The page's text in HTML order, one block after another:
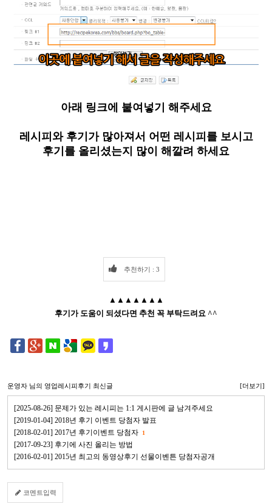
아래 링크에 붙여넣기 해주세요
레시피와 후기가 많아져서 어떤 레시피를 보시고
후기를 올리셨는지 많이 해깔려 하세요
추천하기 : 3
▲▲▲▲▲▲▲
후기가 도움이 되셨다면 추천 꼭 부탁드려요 ^^
운영자 님의 영업레시피후기 최신글 [더보기]
[2025-08-26] 문제가 있는 레시피는 1:1 게시판에 글 남겨주세요
[2019-01-04] 2018년 후기 이벤트 당첨자 발표
[2018-02-01] 2017년 후기이벤트 당첨자
1
[2017-09-23] 후기에 사진 올리는 방법
[2016-02-01] 2015년 최고의 동영상후기 선물이벤튼 당첨자공개
코멘트입력